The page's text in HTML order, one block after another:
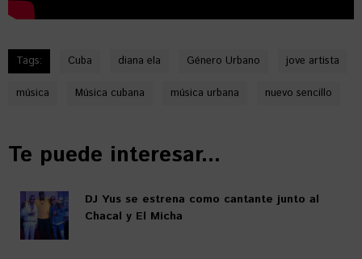
Tags: Cuba diana ela Género Urbano jove artista
música Música cubana música urbana nuevo sencillo
Te puede interesar...
DJ Yus se estrena como cantante junto al
Chacal y El Micha